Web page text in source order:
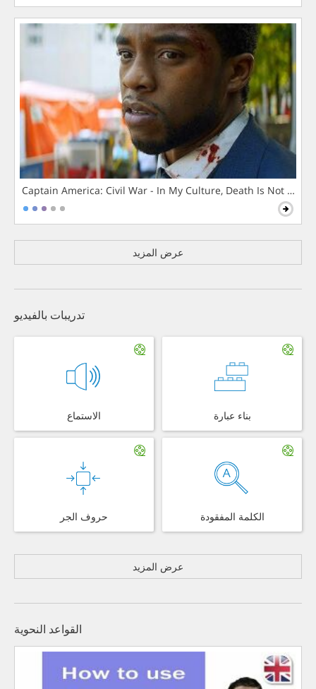
Captain America: Civil War - In My Culture, Death Is Not The
عرض المزيد
تدريبات بالفيديو
الاستماع بناء عبارة
حروف الجر الكلمة المفقودة
عرض المزيد
القواعد النحوية